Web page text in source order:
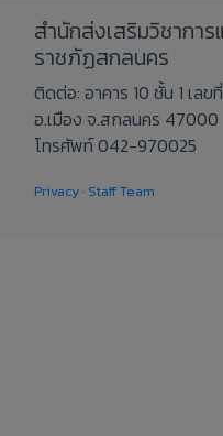
สำนักส่งเสริมวิชากา
ราชภัฏสกลนคร
ติดต่อ: อาคาร 10 ชั้น 1 เล
อ.เมือง จ.สกลนคร 47000
โทรศัพท์ 042-970025
Privacy· Staff Team